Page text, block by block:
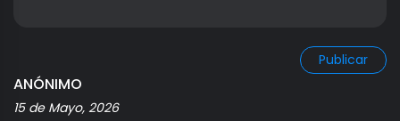
Publicar
ANÓNIMO
15 de Mayo, 2026